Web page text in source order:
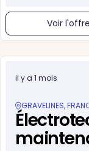
Voir l'offre
il y a 1 mois
GRAVELINES,